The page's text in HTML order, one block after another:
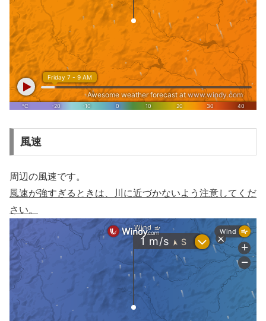
風速
周辺の風速です。
風速が強すぎるときは、川に近づかないよう注意してくだ
さい。